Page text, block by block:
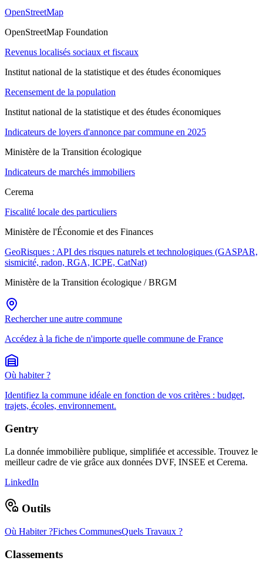
OpenStreetMap
OpenStreetMap Foundation
Revenus localisés sociaux et fiscaux
Institut national de la statistique et des études économiques
Recensement de la population
Institut national de la statistique et des études économiques
Indicateurs de loyers d'annonce par commune en 2025
Ministère de la Transition écologique
Indicateurs de marchés immobiliers
Cerema
Fiscalité locale des particuliers
Ministère de l'Économie et des Finances
GeoRisques : API des risques naturels et technologiques (GASPAR,
sismicité, radon, RGA, ICPE, CatNat)
Ministère de la Transition écologique / BRGM
Rechercher une autre commune
Accédez à la fiche de n'importe quelle commune de France
Où habiter ?
Identifiez la commune idéale en fonction de vos critères : budget,
trajets, écoles, environnement.
Gentry
La donnée immobilière publique, simplifiée et accessible. Trouvez le
meilleur cadre de vie grâce aux données DVF, INSEE et Cerema.
LinkedIn
Outils
Où Habiter ?Fiches CommunesQuels Travaux ?
Classements